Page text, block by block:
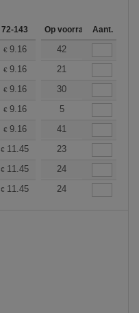
72-143 144-287 288 + Meer
Op voorraadAant.
€ 9.16 8.45
42
€ 9.16 8.45
21
€ 9.16 8.45
30
€ 9.16 8.45
5
€ 9.16 8.45
41
€ 11.45 10.57
23
€ 11.45 10.57
24
€ 11.45 10.57
24